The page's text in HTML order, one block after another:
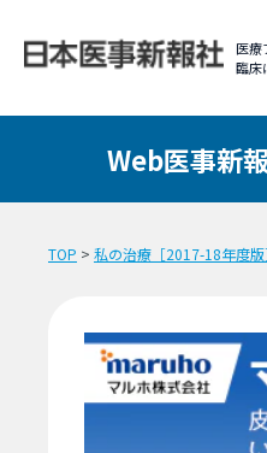
医療
臨床
Web医事新報
TOP > 私の治療［2017-18年度版